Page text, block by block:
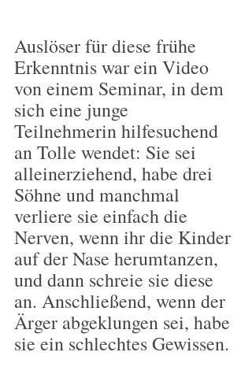
Auslöser für diese frühe
Erkenntnis war ein Video
von einem Seminar, in dem
sich eine junge
Teilnehmerin hilfesuchend
an Tolle wendet: Sie sei
alleinerziehend, habe drei
Söhne und manchmal
verliere sie einfach die
Nerven, wenn ihr die Kinder
auf der Nase herumtanzen,
und dann schreie sie diese
an. Anschließend, wenn der
Ärger abgeklungen sei, habe
sie ein schlechtes Gewissen.